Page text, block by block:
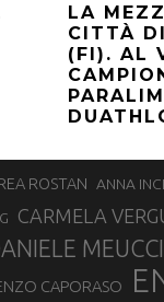
LA
CITTÀ
(FI). AL
ROSTAN ANNA
CARMELA
MEUCCI
CAPORASO